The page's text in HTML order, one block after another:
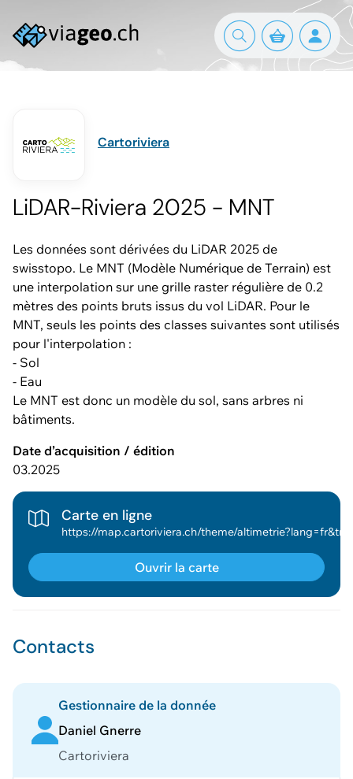
Cartoriviera
LiDAR-Riviera 2025 - MNT
Les données sont dérivées du LiDAR 2025 de
swisstopo. Le MNT (Modèle Numérique de Terrain) est
une interpolation sur une grille raster régulière de 0.2
mètres des points bruts issus du vol LiDAR. Pour le
MNT, seuls les points des classes suivantes sont utilisés
pour l'interpolation :
- Sol
- Eau
Le MNT est donc un modèle du sol, sans arbres ni
bâtiments.
Date d’acquisition / édition
03.2025
Contacts
Gestionnaire de la donnée
Daniel Gnerre
Cartoriviera
Carte en ligne
Ouvrir la carte